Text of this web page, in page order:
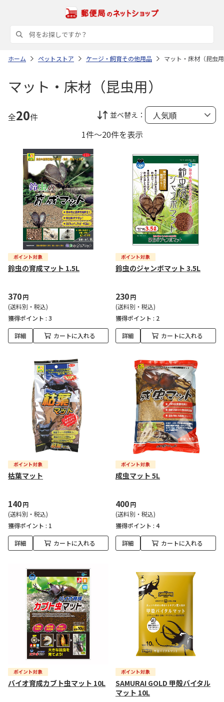
ホーム ペットストア ケージ・飼育その他用品 マット・床材（昆虫
マット・床材（昆虫用）
全20件 並べ替え：
1件～20件を表示
鈴虫の育成マット 1.5L
370円
(送料別・税込)
獲得ポイント : 3
詳細 カートに入れる
鈴虫のジャンボマット 3.5L
230円
(送料別・税込)
獲得ポイント : 2
詳細 カートに入れる
枯葉マット
140円
(送料別・税込)
獲得ポイント : 1
詳細 カートに入れる
成虫マット 5L
400円
(送料別・税込)
獲得ポイント : 4
詳細 カートに入れる
バイオ育成カブト虫マット 10L
SAMURAI GOLD 甲殻バイタル
マット 10L